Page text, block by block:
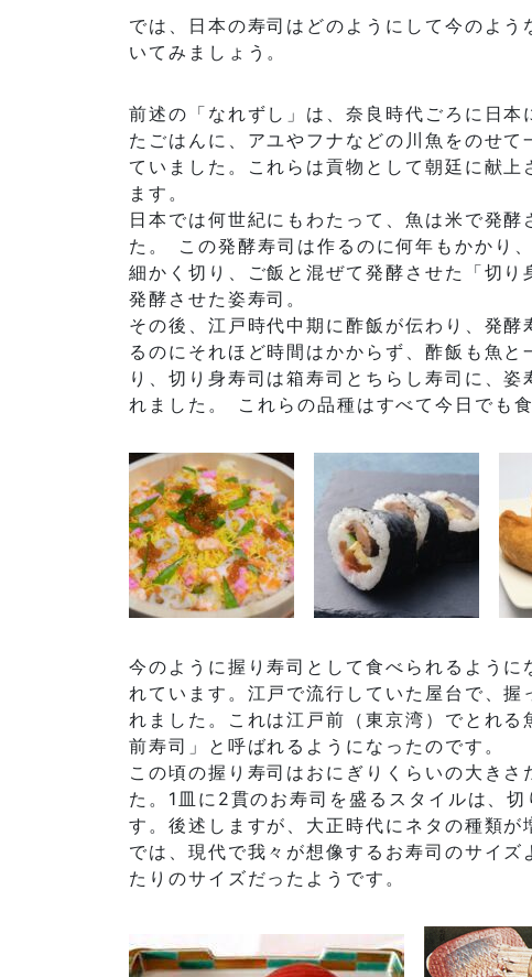
では、日本の寿司はどのようにして今のよ
いてみましょう。
前述の「なれずし」は、奈良時代ごろに日
たごはんに、アユやフナなどの川魚をのせ
ていました。これらは貢物として朝廷に献
ます。
日本では何世紀にもわたって、魚は米で発
た。 この発酵寿司は作るのに何年もかかり
細かく切り、ご飯と混ぜて発酵させた「切
発酵させた姿寿司。
その後、江戸時代中期に酢飯が伝わり、発
るのにそれほど時間はかからず、酢飯も魚
り、切り身寿司は箱寿司とちらし寿司に、
れました。 これらの品種はすべて今日でも食
今のように握り寿司として食べられるよう
れています。江戸で流行していた屋台で、
れました。これは江戸前（東京湾）でとれ
前寿司」と呼ばれるようになったのです。
この頃の握り寿司はおにぎりくらいの大き
た。1皿に2貫のお寿司を盛るスタイルは、
す。後述しますが、大正時代にネタの種類
では、現代で我々が想像するお寿司のサイ
たりのサイズだったようです。